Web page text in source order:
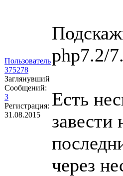
Пользователь
375278
Заглянувший
Сообщений:
3
Регистрация:
31.08.2015
php7.2/
Есть
через